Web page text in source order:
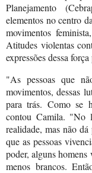
Planejamento
elementos no centro
movimentos
Atitudes violentas
expressões dessa
"As pessoas que
movimentos, dessas
para trás. Como se
contou Camila. "No
realidade, mas não
que as pessoas
poder, alguns homens
menos brancos.